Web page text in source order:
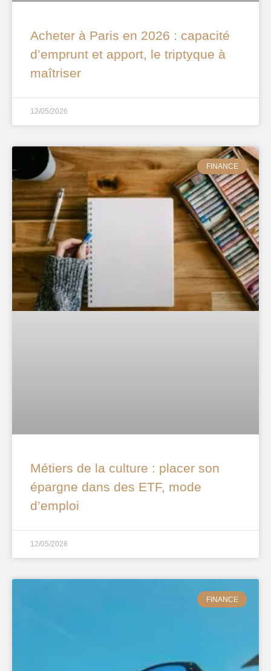
Acheter à Paris en 2026 : capacité
d’emprunt et apport, le triptyque à
maîtriser
12/05/2026
FINANCE
Métiers de la culture : placer son
épargne dans des ETF, mode
d’emploi
12/05/2026
FINANCE